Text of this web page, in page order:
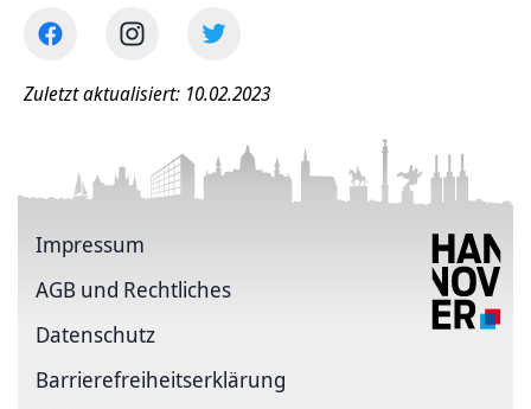
Zuletzt aktualisiert: 10.02.2023
Impressum
AGB und Rechtliches
Datenschutz
Barriere­freiheits­erklärung